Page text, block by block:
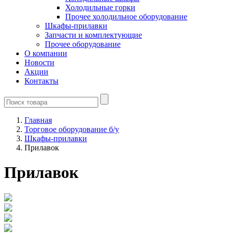
Холодильные горки
Прочее холодильное оборудование
Шкафы-прилавки
Запчасти и комплектующие
Прочее оборудование
О компании
Новости
Акции
Контакты
Главная
Торговое оборудование б/у
Шкафы-прилавки
Прилавок
Прилавок